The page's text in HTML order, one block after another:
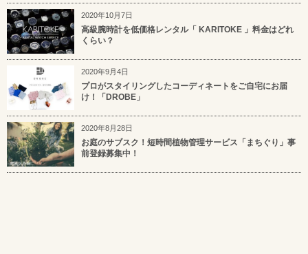
2020年10月7日
高級腕時計を低価格レンタル「 KARITOKE 」料金はどれ
くらい？
2020年9月4日
プロがスタイリングしたコーディネートをご自宅にお届
け！「DROBE」
2020年8月28日
お庭のサブスク！短時間植物管理サービス「まちぐり」事
前登録募集中！